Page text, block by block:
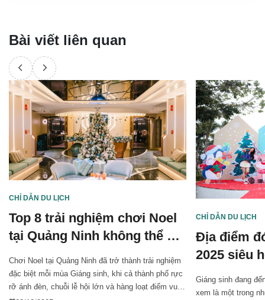
Bài viết liên quan
CHỈ DẪN DU LỊCH
Top 8 trải nghiệm chơi Noel
tại Quảng Ninh không thể bỏ
lỡ
Chơi Noel tại Quảng Ninh đã trở thành trải nghiệm
đặc biệt mỗi mùa Giáng sinh, khi cả thành phố rực
rỡ ánh đèn, chuỗi lễ hội lớn và hàng loạt điểm vui
CHỈ DẪN DU LỊCH
Địa điểm
2025 siêu
Giáng sinh đang
xem là một trong